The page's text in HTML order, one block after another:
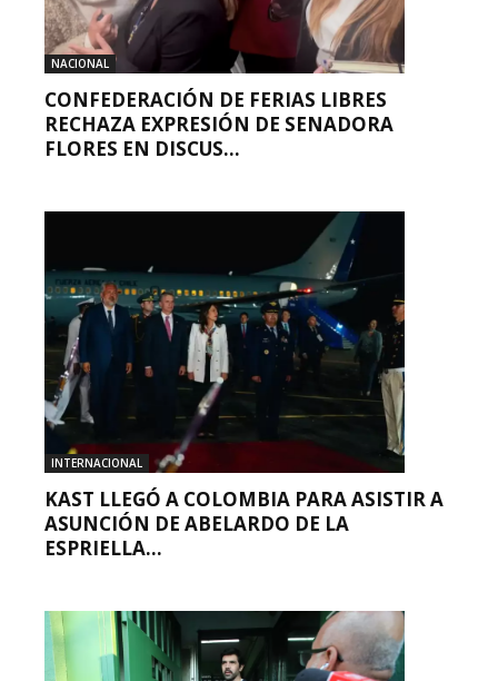
NACIONAL
CONFEDERACIÓN DE FERIAS LIBRES
RECHAZA EXPRESIÓN DE SENADORA
FLORES EN DISCUS...
INTERNACIONAL
KAST LLEGÓ A COLOMBIA PARA ASISTIR A
ASUNCIÓN DE ABELARDO DE LA
ESPRIELLA...